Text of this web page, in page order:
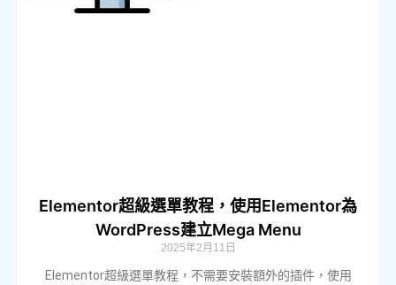
Elementor超級選單教程，使用Elementor為
WordPress建立Mega Menu
2025年2月11日
Elementor超級選單教程，不需要安裝額外的插件，使用